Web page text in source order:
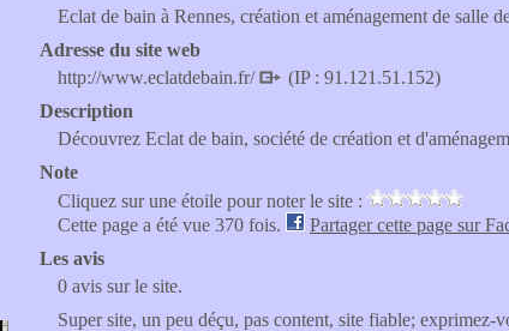
Eclat de bain à Rennes, création et aménagement de salle
Adresse du site web
http://www.eclatdebain.fr/
(IP : 91.121.51.152)
Description
Découvrez Eclat de bain, société de création et
Note
Cliquez sur une étoile pour noter le site :
Cette page a été vue 370 fois.
Partager cette page sur
Les avis
0 avis sur le site.
Super site, un peu déçu, pas content, site fiable; exprimez-